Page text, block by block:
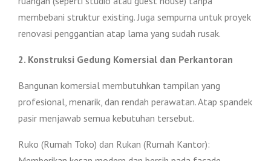
membebani struktur existing. Juga sempurna untuk proyek
renovasi penggantian atap lama yang sudah rusak.
2. Konstruksi Gedung Komersial dan Perkantoran
Bangunan komersial membutuhkan tampilan yang
profesional, menarik, dan rendah perawatan. Atap spandek
pasir menjawab semua kebutuhan tersebut.
Ruko (Rumah Toko) dan Rukan (Rumah Kantor):